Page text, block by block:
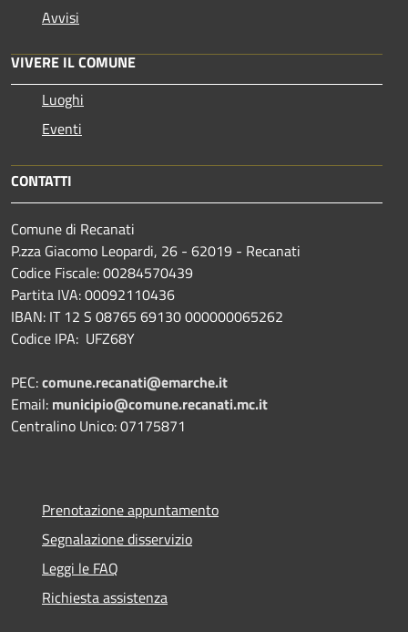
Avvisi
VIVERE IL COMUNE
Luoghi
Eventi
CONTATTI
Comune di Recanati
P.zza Giacomo Leopardi, 26 - 62019 - Recanati
Codice Fiscale: 00284570439
Partita IVA: 00092110436
IBAN: IT 12 S 08765 69130 000000065262
Codice IPA: UFZ68Y
PEC:comune.recanati@emarche.it
Email: municipio@comune.recanati.mc.it
Centralino Unico: 07175871
Prenotazione appuntamento
Segnalazione disservizio
Leggi le FAQ
Richiesta assistenza